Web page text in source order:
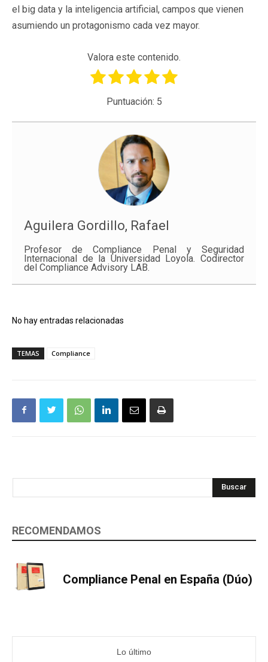
el big data y la inteligencia artificial, campos que vienen
asumiendo un protagonismo cada vez mayor.
Valora este contenido.
Puntuación: 5
Aguilera Gordillo, Rafael
Profesor de Compliance Penal y Seguridad
Internacional de la Universidad Loyola. Codirector
del Compliance Advisory LAB.
No hay entradas relacionadas
TEMAS Compliance
Buscar
RECOMENDAMOS
Compliance Penal en España (Dúo)
Lo último